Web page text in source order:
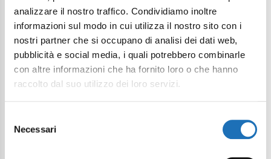
analizzare il nostro traffico. Condividiamo inoltre
informazioni sul modo in cui utilizza il nostro sito con i
nostri partner che si occupano di analisi dei dati web,
pubblicità e social media, i quali potrebbero combinarle
con altre informazioni che ha fornito loro o che hanno
raccolto dal suo utilizzo dei loro servizi.
delNecessari